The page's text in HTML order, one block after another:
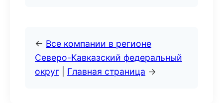
← Все компании в регионе
Северо-Кавказский федеральный
округ
Главная страница →